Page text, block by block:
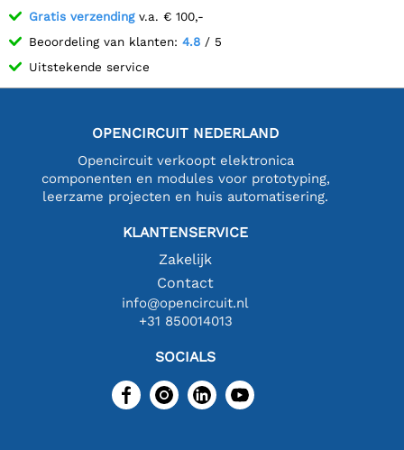
Gratis verzendingv.a. € 100,-
Beoordeling van klanten: 4.8 / 5
Uitstekende service
OPENCIRCUIT NEDERLAND
Opencircuit verkoopt elektronica
componenten en modules voor prototyping,
leerzame projecten en huis automatisering.
KLANTENSERVICE
Zakelijk
Contact
info@opencircuit.nl
+31 850014013
SOCIALS